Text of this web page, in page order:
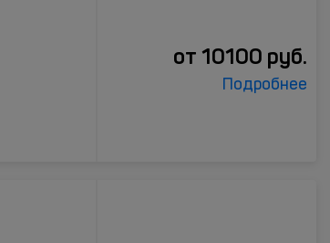
от 10100 руб.
Подробнее